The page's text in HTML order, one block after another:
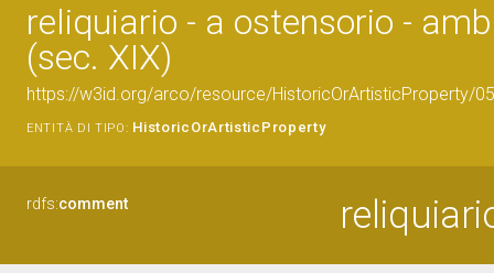
reliquiario - a ostensorio -
(sec. XIX)
https://w3id.org/arco/resource/HistoricOrArtisticProperty/
ENTITÀ DI TIPO: HistoricOrArtisticProperty
rdfs:comment